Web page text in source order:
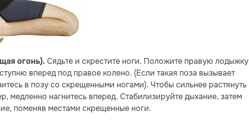
огонь). Сядьте и скрестите ноги. Положите правую лодыжку
вперед под правое колено. (Если такая поза вызывает
в позу со скрещенными ногами). Чтобы сильнее растянуть
медленно нагнитесь вперед. Стабилизируйте дыхание, затем
поменяв местами скрещенные ноги.